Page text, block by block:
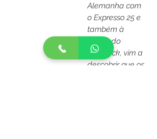
Alemanha com
o Expresso 25 e
também à
região do
Hunsrück, vim a
descobrir que os